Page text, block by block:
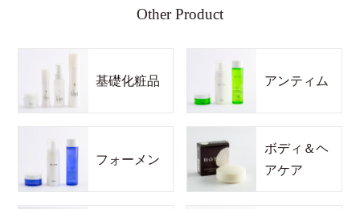
Other Product
基礎化粧品 アンティム
フォーメン
ボディ＆ヘ
アケア